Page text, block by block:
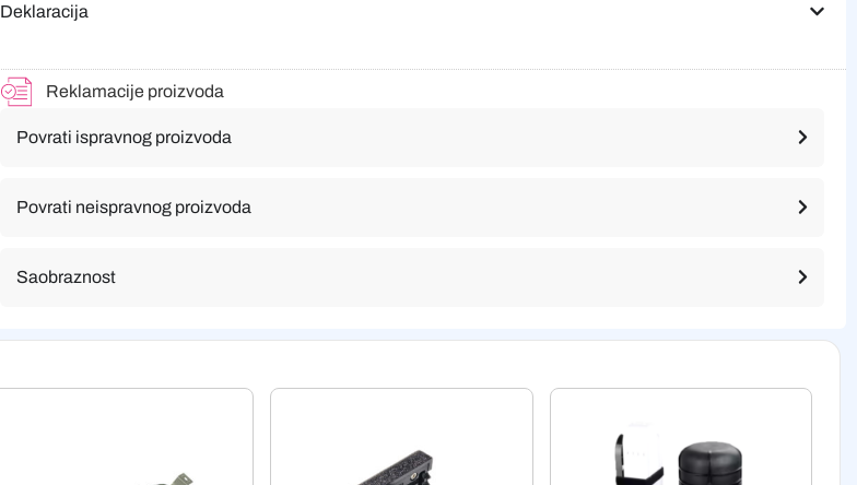
Deklaracija
Reklamacije proizvoda
Povrati ispravnog proizvoda
Povrati neispravnog proizvoda
Saobraznost